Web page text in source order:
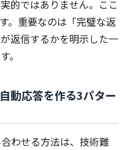
的ではありません。ここ
。重要なのは「完璧な返
返信するかを明示した一
。
動応答を作る3パター
わせる方法は、技術難